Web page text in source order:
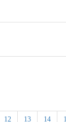
12 13 14